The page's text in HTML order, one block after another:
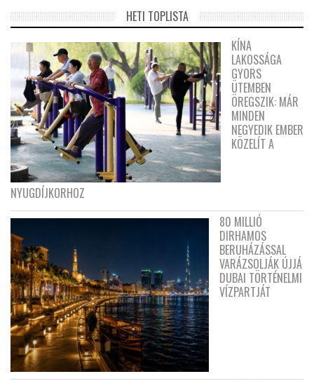
HETI TOPLISTA
KÍNA
LAKOSSÁGA
GYORS
ÜTEMBEN
ÖREGSZIK: MÁR
MINDEN
NEGYEDIK EMBER
KÖZELÍT A
NYUGDÍJKORHOZ
80 MILLIÓ
DIRHAMOS
BERUHÁZÁSSAL
VARÁZSOLJÁK ÚJJÁ
DUBAI TÖRTÉNELMI
VÍZPARTJÁT